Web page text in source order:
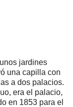
jardines
una capilla con
a dos palacios.
era el palacio,
en 1853 para el